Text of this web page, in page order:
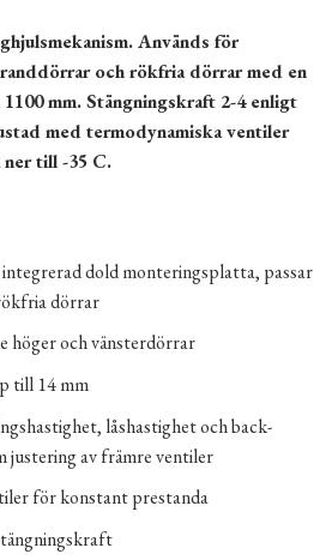
Används för
och rökfria dörrar med en
mm. Stängningskraft 2-4 enligt
med termodynamiska ventiler
till -35 C.
integrerad dold monteringsplatta, passar
dörrar
höger och vänsterdörrar
till 14 mm
låshastighet och back-
justering av främre ventiler
för konstant prestanda